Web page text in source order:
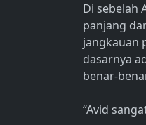
Di sebelah
panjang
jangkauan
dasarnya
benar-
“Avid